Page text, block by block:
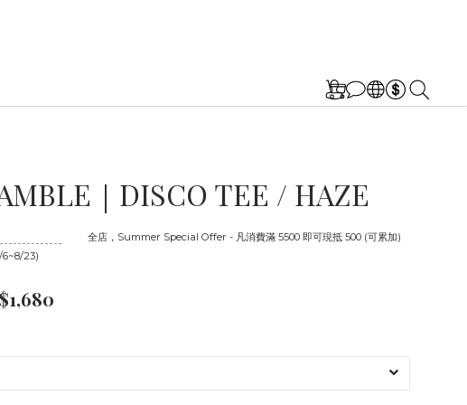
｜DISCO TEE / HAZE
全店，Summer Special Offer - 凡消費滿 5500 即可現抵 500 (可累加)
6~8/23)